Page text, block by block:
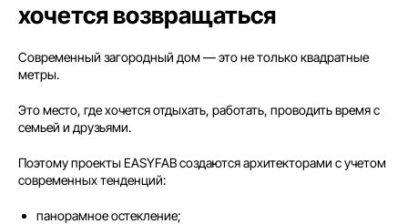
хочется возвращаться
Современный загородный дом — это не только квадратные
метры.
Это место, где хочется отдыхать, работать, проводить время с
семьей и друзьями.
Поэтому проекты EASYFAB создаются архитекторами с учетом
современных тенденций:
панорамное остекление;